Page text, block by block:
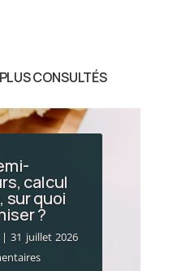
CONSULTÉS
Gironde
28 juillet 2026
,Brèves